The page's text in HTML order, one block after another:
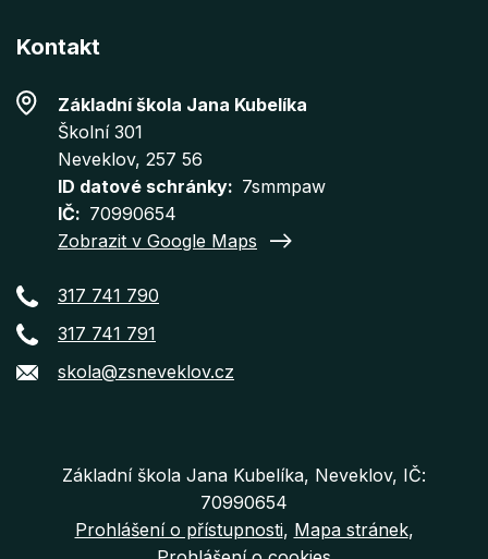
Kontakt
Základní škola Jana Kubelíka
Školní 301
Neveklov, 257 56
ID datové schránky
7smmpaw
IČ
70990654
Zobrazit v Google Maps
317 741 790
317 741 791
skola@zsneveklov.cz
Základní škola Jana Kubelíka, Neveklov, IČ:
70990654
Prohlášení o přístupnosti Mapa stránek